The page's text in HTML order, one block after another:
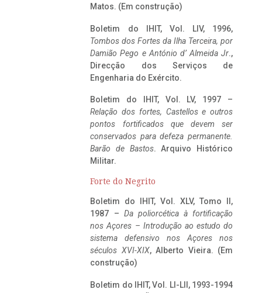
Matos. (Em construção)
Boletim do IHIT, Vol. LIV, 1996,
Tombos dos Fortes da Ilha Terceira, por
Damião Pego e António d’ Almeida Jr.,
Direcção dos Serviços de
Engenharia do Exército.
Boletim do IHIT, Vol. LV, 1997 –
Relação dos fortes, Castellos e outros
pontos fortificados que devem ser
conservados para defeza permanente.
Barão de Bastos. Arquivo Histórico
Militar.
Forte do Negrito
Boletim do IHIT, Vol. XLV, Tomo II,
1987 – Da poliorcética à fortificação
nos Açores – Introdução ao estudo do
sistema defensivo nos Açores nos
séculos XVI-XIX, Alberto Vieira. (Em
construção)
Boletim do IHIT, Vol. LI-LII, 1993-1994